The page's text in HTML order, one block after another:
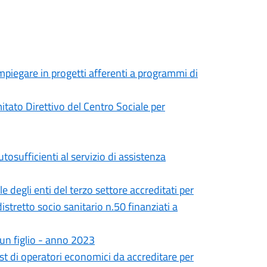
in progetti afferenti a programmi di
Direttivo del Centro Sociale per
al servizio di assistenza
degli enti del terzo settore accreditati per
socio sanitario n.50 finanziati a
figlio - anno 2023
di operatori economici da accreditare per